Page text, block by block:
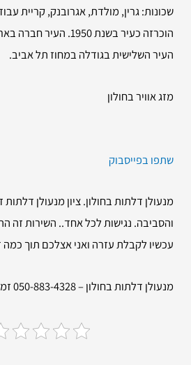
שכונות: גרין, מולדת, אגרובנק, קריית
העיר השלישית בגודלה במחוז תל אביב.
מזג אוויר בחולון
שתפו בפייסבוק
מנעולן דלתות בחולון. ציון מנעולן דלתות
והסביבה. נגישות לכל אחד.. השירות זה
עכשיו לקבלת עזרה ואני אצלכם תוך כמה
מנעולן דלתות בחולון – 050-883-4328 זמין 24 באזור חולון